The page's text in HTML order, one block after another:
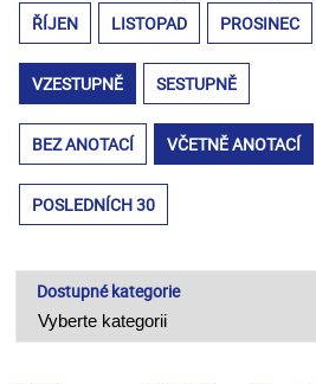
ŘÍJEN LISTOPAD PROSINEC
VZESTUPNĚ SESTUPNĚ
BEZ ANOTACÍ VČETNĚ ANOTACÍ
POSLEDNÍCH 30
Dostupné kategorie